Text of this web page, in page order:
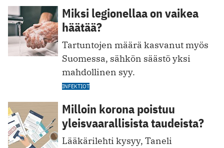
Miksi legionellaa on vaikea
häätää?
Tartuntojen määrä kasvanut myös
Suomessa, sähkön säästö yksi
mahdollinen syy.
INFEKTIOT
Milloin korona poistuu
yleisvaarallisista taudeista?
Lääkärilehti kysyy, Taneli